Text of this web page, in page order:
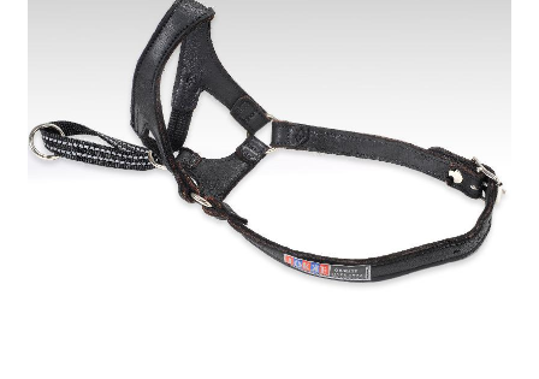
Tietosuojaseloste
Toimitusehdot